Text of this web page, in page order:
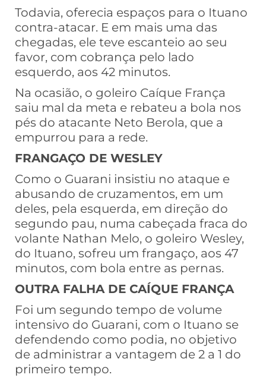
Todavia, oferecia espaços para o Ituano
contra-atacar. E em mais uma das
chegadas, ele teve escanteio ao seu
favor, com cobrança pelo lado
esquerdo, aos 42 minutos.
Na ocasião, o goleiro Caíque França
saiu mal da meta e rebateu a bola nos
pés do atacante Neto Berola, que a
empurrou para a rede.
FRANGAÇO DE WESLEY
Como o Guarani insistiu no ataque e
abusando de cruzamentos, em um
deles, pela esquerda, em direção do
segundo pau, numa cabeçada fraca do
volante Nathan Melo, o goleiro Wesley,
do Ituano, sofreu um frangaço, aos 47
minutos, com bola entre as pernas.
OUTRA FALHA DE CAÍQUE FRANÇA
Foi um segundo tempo de volume
intensivo do Guarani, com o Ituano se
defendendo como podia, no objetivo
de administrar a vantagem de 2 a 1 do
primeiro tempo.